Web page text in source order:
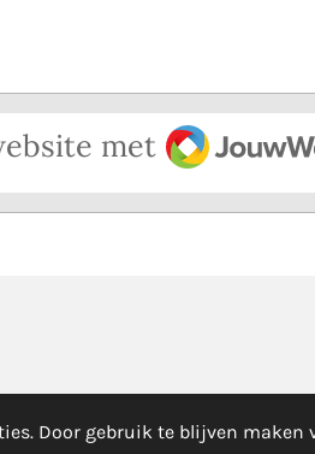
Door gebruik te blijven maken
met JouwWeb